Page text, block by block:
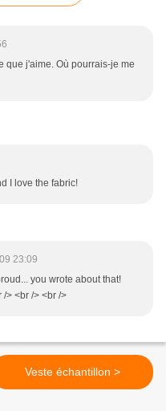
que j'aime. Où pourrais-je me
I love the fabric!
23:09
you wrote about that!
/> <br /> <br />
Veste échantillon >